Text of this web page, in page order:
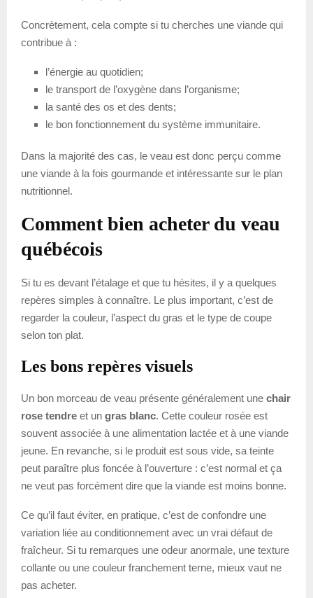
Concrètement, cela compte si tu cherches une viande qui
contribue à :
l’énergie au quotidien;
le transport de l’oxygène dans l’organisme;
la santé des os et des dents;
le bon fonctionnement du système immunitaire.
Dans la majorité des cas, le veau est donc perçu comme
une viande à la fois gourmande et intéressante sur le plan
nutritionnel.
Comment bien acheter du veau
québécois
Si tu es devant l’étalage et que tu hésites, il y a quelques
repères simples à connaître. Le plus important, c’est de
regarder la couleur, l’aspect du gras et le type de coupe
selon ton plat.
Les bons repères visuels
Un bon morceau de veau présente généralement une chair
rose tendre et un gras blanc. Cette couleur rosée est
souvent associée à une alimentation lactée et à une viande
jeune. En revanche, si le produit est sous vide, sa teinte
peut paraître plus foncée à l’ouverture : c’est normal et ça
ne veut pas forcément dire que la viande est moins bonne.
Ce qu’il faut éviter, en pratique, c’est de confondre une
variation liée au conditionnement avec un vrai défaut de
fraîcheur. Si tu remarques une odeur anormale, une texture
collante ou une couleur franchement terne, mieux vaut ne
pas acheter.